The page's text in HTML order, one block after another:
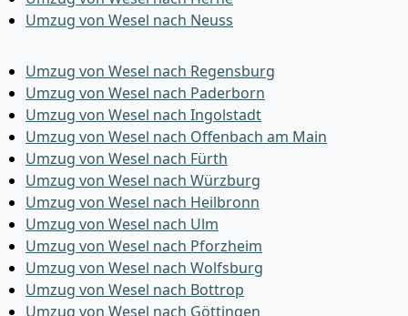
Umzug von Wesel nach Neuss
Umzug von Wesel nach Regensburg
Umzug von Wesel nach Paderborn
Umzug von Wesel nach Ingolstadt
Umzug von Wesel nach Offenbach am Main
Umzug von Wesel nach Fürth
Umzug von Wesel nach Würzburg
Umzug von Wesel nach Heilbronn
Umzug von Wesel nach Ulm
Umzug von Wesel nach Pforzheim
Umzug von Wesel nach Wolfsburg
Umzug von Wesel nach Bottrop
Umzug von Wesel nach Göttingen